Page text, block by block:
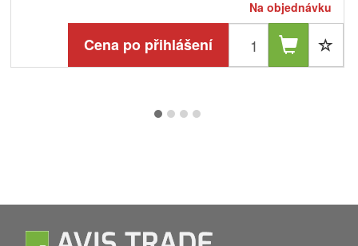
Na objednávku
Cena po přihlášení